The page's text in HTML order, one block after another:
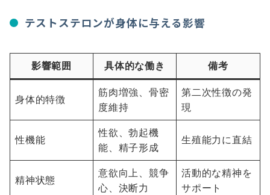
テストステロンが身体に与える影響
影響範囲 具体的な働き 備考
身体的特徴
筋肉増強、骨密
度維持
第二次性徴の発
現
性機能
性欲、勃起機
能、精子形成
生殖能力に直結
精神状態
意欲向上、競争
心、決断力
活動的な精神を
サポート